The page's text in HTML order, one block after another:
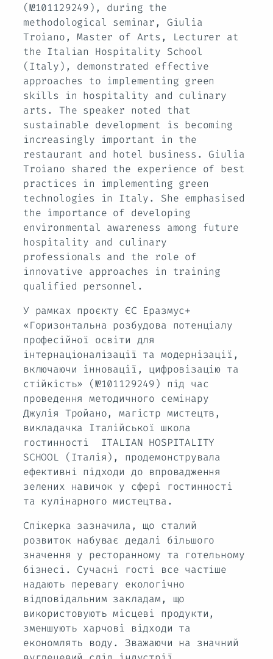
(№101129249), during the
methodological seminar, Giulia
Troiano, Master of Arts, Lecturer at
the Italian Hospitality School
(Italy), demonstrated effective
approaches to implementing green
skills in hospitality and culinary
arts. The speaker noted that
sustainable development is becoming
increasingly important in the
restaurant and hotel business. Giulia
Troiano shared the experience of best
practices in implementing green
technologies in Italy. She emphasised
the importance of developing
environmental awareness among future
hospitality and culinary
professionals and the role of
innovative approaches in training
qualified personnel.
У рамках проєкту ЄС Еразмус+
«Горизонтальна розбудова потенціалу
професійної освіти для
інтернаціоналізації та модернізації,
включаючи інновації, цифровізацію та
стійкість» (№101129249) під час
проведення методичного семінару
Джулія Тройано, магістр мистецтв,
викладачка Італійської школа
гостинності ITALIAN HOSPITALITY
SCHOOL (Італія), продемонструвала
ефективні підходи до впровадження
зелених навичок у сфері гостинності
та кулінарного мистецтва.
Спікерка зазначила, що сталий
розвиток набуває дедалі більшого
значення у ресторанному та готельному
бізнесі. Сучасні гості все частіше
надають перевагу екологічно
відповідальним закладам, що
використовують місцеві продукти,
зменшують харчові відходи та
економлять воду. Зважаючи на значний